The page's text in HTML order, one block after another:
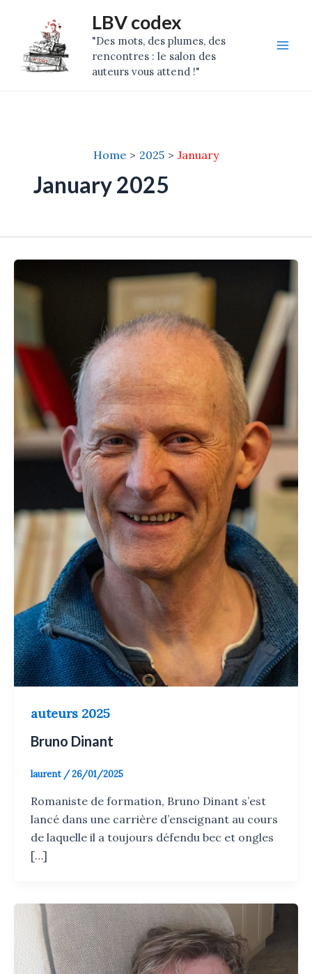
content
LBV codex
"Des mots, des plumes, des
rencontres : le salon des
auteurs vous attend !"
Home 2025 January
January 2025
auteurs 2025
Bruno Dinant
laurent /26/01/2025
Romaniste de formation, Bruno Dinant s’est
lancé dans une carrière d’enseignant au cours
de laquelle il a toujours défendu bec et ongles
[…]
pagination